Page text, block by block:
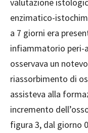
enzimatico-
a 7 giorni era
infiammatorio peri-
osservava un
riassorbimento di
assisteva alla
incremento
figura 3, dal giorno